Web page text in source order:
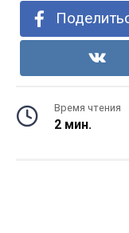
Время чтения
2 мин.